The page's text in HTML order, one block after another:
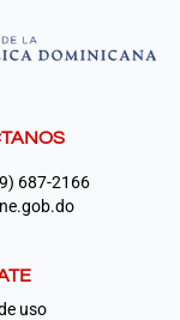
687-2166
uso